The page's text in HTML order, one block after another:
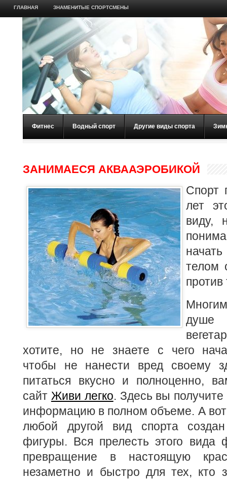
ГЛАВНАЯ ЗНАМЕНИТЫЕ СПОРТСМЕНЫ
Фитнес Водный спорт Другие виды спорта
ЗАНИМАЕСЯ АКВААЭРОБИКОЙ
Спорт
лет
виду,
телом
против
хотите, но не знаете с чего
чтобы не нанести вред своему
питаться вкусно и полноценно,
сайт Живи легко. Здесь вы
информацию в полном объеме. А вот
любой другой вид спорта
фигуры. Вся прелесть этого вида
превращение в настоящую
незаметно и быстро для тех, кто